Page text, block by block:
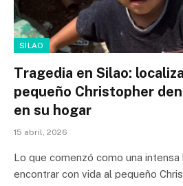
SILAO
Tragedia en Silao:
pequeño Christopher
en su hogar
15 abril, 2026
Lo que comenzó como una intensa
encontrar con vida al pequeño